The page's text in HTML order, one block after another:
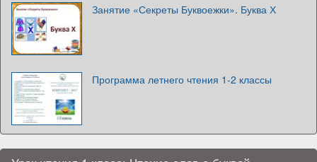
Занятие «Секреты Буквоежки». Буква Х
Программа летнего чтения 1-2 классы